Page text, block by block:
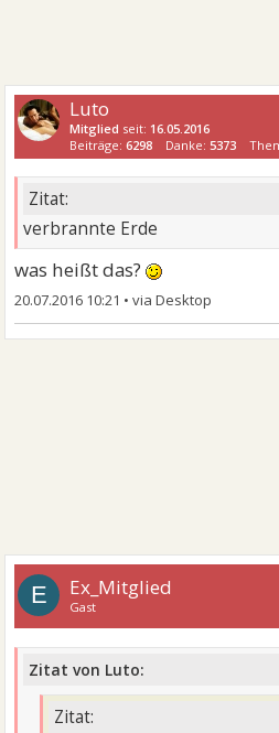
Luto
Mitglied seit: 16.05.2016
Beiträge:6298 Danke: 5373
Zitat:
verbrannte Erde
was heißt das?
20.07.2016 10:21 •
E Ex_Mitglied
Gast
Zitat von Luto:
Zitat: